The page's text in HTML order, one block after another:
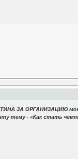
ЗА ОРГАНИЗАЦИЮ
тему - «Как стать